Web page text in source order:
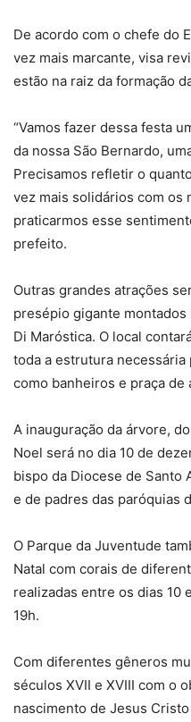
De acordo com o chefe do
vez mais marcante, visa
estão na raiz da formação
“Vamos fazer dessa festa
da nossa São Bernardo,
Precisamos refletir o
vez mais solidários com os
praticarmos esse
prefeito.
Outras grandes atrações
presépio gigante
Di Maróstica. O local
toda a estrutura
como banheiros e praça de
A inauguração da árvore,
Noel será no dia 10 de
bispo da Diocese de Santo
e de padres das paróquias
O Parque da Juventude
Natal com corais de
realizadas entre os dias 10
19h.
Com diferentes gêneros
séculos XVII e XVIII com o
nascimento de Jesus